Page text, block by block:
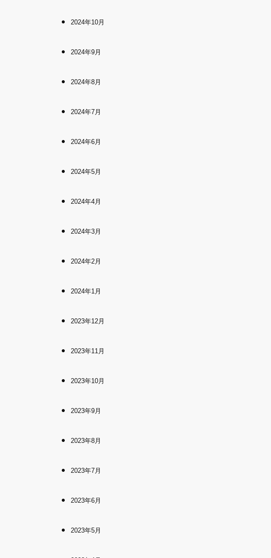
2024年10月
2024年9月
2024年8月
2024年7月
2024年6月
2024年5月
2024年4月
2024年3月
2024年2月
2024年1月
2023年12月
2023年11月
2023年10月
2023年9月
2023年8月
2023年7月
2023年6月
2023年5月